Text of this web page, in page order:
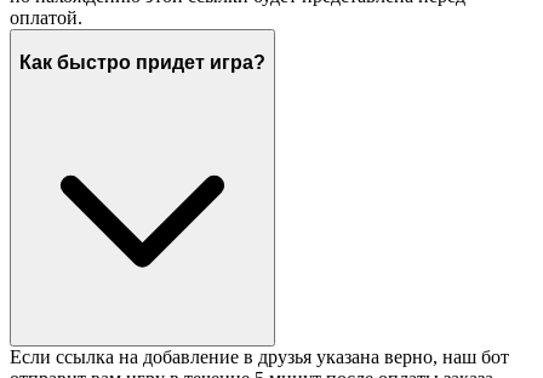
оплатой.
Как быстро придет игра?
Если ссылка на добавление в друзья указана верно, наш бот